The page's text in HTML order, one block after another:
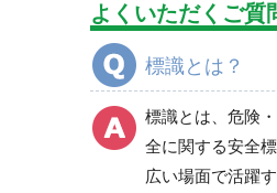
よくいただくご質
標識とは？
標識とは、危険
全に関する安全
広い場面で活躍